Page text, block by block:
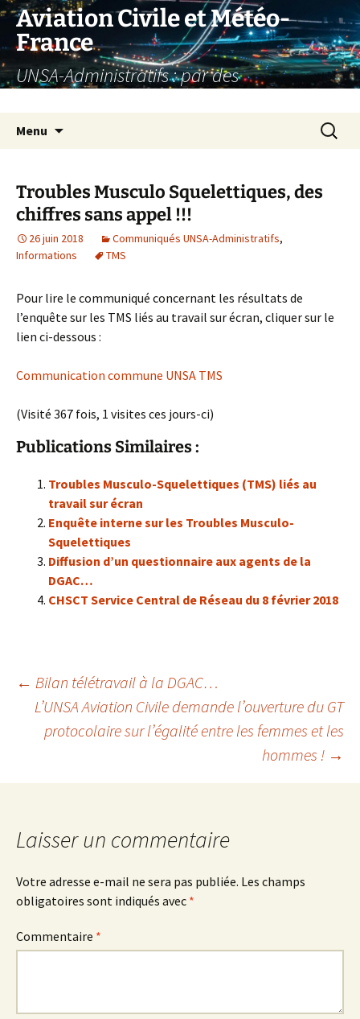
Aller
contenu
Aviation Civile et Météo-
France
UNSA-Administratifs : par des
Menu
Troubles Musculo Squelettiques, des
chiffres sans appel !!!
26 juin 2018 Communiqués UNSA-Administratifs,
Informations
TMS
Pour lire le communiqué concernant les résultats de
l’enquête sur les TMS liés au travail sur écran, cliquer sur le
lien ci-dessous :
Communication commune UNSA TMS
(Visité 367 fois, 1 visites ces jours-ci)
Publications Similaires :
Troubles Musculo-Squelettiques (TMS) liés au
travail sur écran
Enquête interne sur les Troubles Musculo-
Squelettiques
Diffusion d’un questionnaire aux agents de la
DGAC…
CHSCT Service Central de Réseau du 8 février 2018
Navigation
des
articles
← Bilan télétravail à la DGAC…
L’UNSA Aviation Civile demande l’ouverture du GT
protocolaire sur l’égalité entre les femmes et les
hommes ! →
Laisser un commentaire
Votre adresse e-mail ne sera pas publiée. Les champs
obligatoires sont indiqués avec *
Commentaire *